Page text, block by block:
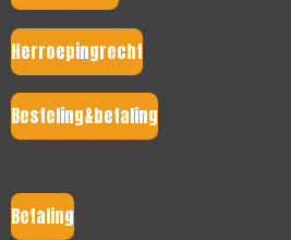
Herroepingrecht
Besteling&betaling
Betaling